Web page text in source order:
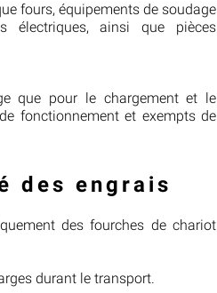
fours, équipements de soudage
électriques, ainsi que pièces
que pour le chargement et le
fonctionnement et exempts de
des engrais
des fourches de chariot
durant le transport.